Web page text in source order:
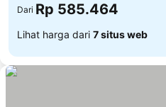
Dari Rp 585.464
Lihat harga dari 7 situs web